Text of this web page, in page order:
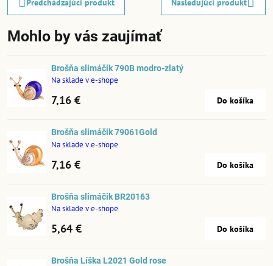
Mohlo by vás zaujímať
Brošňa slimáčik 790B modro-zlatý
Na sklade v e-shope
7,16 € Do košíka
Brošňa slimáčik 79061Gold
Na sklade v e-shope
7,16 € Do košíka
Brošňa slimáčik BR20163
Na sklade v e-shope
5,64 € Do košíka
Brošňa Líška L2021 Gold rose